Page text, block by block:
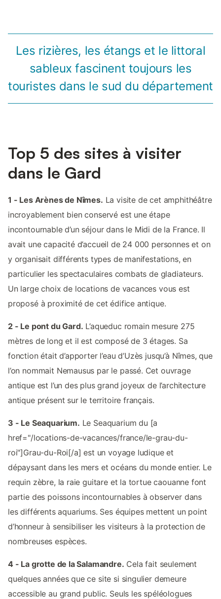
Les rizières, les étangs et le littoral
sableux fascinent toujours les
touristes dans le sud du département
Top 5 des sites à visiter
dans le Gard
1 - Les Arènes de Nîmes. La visite de cet amphithéâtre
incroyablement bien conservé est une étape
incontournable d’un séjour dans le Midi de la France. Il
avait une capacité d’accueil de 24 000 personnes et on
y organisait différents types de manifestations, en
particulier les spectaculaires combats de gladiateurs.
Un large choix de locations de vacances vous est
proposé à proximité de cet édifice antique.
2 - Le pont du Gard. L’aqueduc romain mesure 275
mètres de long et il est composé de 3 étages. Sa
fonction était d’apporter l’eau d’Uzès jusqu’à Nîmes, que
l’on nommait Nemausus par le passé. Cet ouvrage
antique est l’un des plus grand joyeux de l’architecture
antique présent sur le territoire français.
3 - Le Seaquarium. Le Seaquarium du [a
href="/locations-de-vacances/france/le-grau-du-
roi"]Grau-du-Roi[/a] est un voyage ludique et
dépaysant dans les mers et océans du monde entier. Le
requin zèbre, la raie guitare et la tortue caouanne font
partie des poissons incontournables à observer dans
les différents aquariums. Ses équipes mettent un point
d’honneur à sensibiliser les visiteurs à la protection de
nombreuses espèces.
4 - La grotte de la Salamandre. Cela fait seulement
quelques années que ce site si singulier demeure
accessible au grand public. Seuls les spéléologues